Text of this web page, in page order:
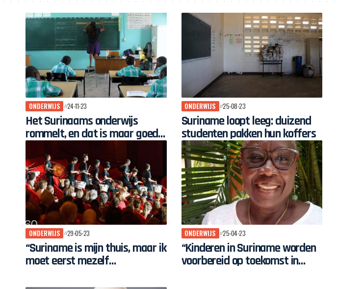
ONDERWIJS 24-11-23
Het Surinaams onderwijs
rommelt, en dat is maar goed
ook
ONDERWIJS 25-08-23
Suriname loopt leeg: duizend
studenten pakken hun koffers
ONDERWIJS 29-05-23
“Suriname is mijn thuis, maar ik
moet eerst mezelf
ONDERWIJS 25-04-23
“Kinderen in Suriname worden
voorbereid op toekomst in